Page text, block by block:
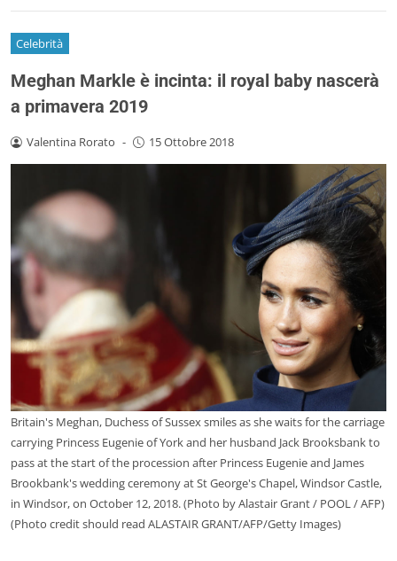
Celebrità
Meghan Markle è incinta: il royal baby nascerà
a primavera 2019
Valentina Rorato - 15 Ottobre 2018
Britain's Meghan, Duchess of Sussex smiles as she waits for the carriage
carrying Princess Eugenie of York and her husband Jack Brooksbank to
pass at the start of the procession after Princess Eugenie and James
Brookbank's wedding ceremony at St George's Chapel, Windsor Castle,
in Windsor, on October 12, 2018. (Photo by Alastair Grant / POOL / AFP)
(Photo credit should read ALASTAIR GRANT/AFP/Getty Images)